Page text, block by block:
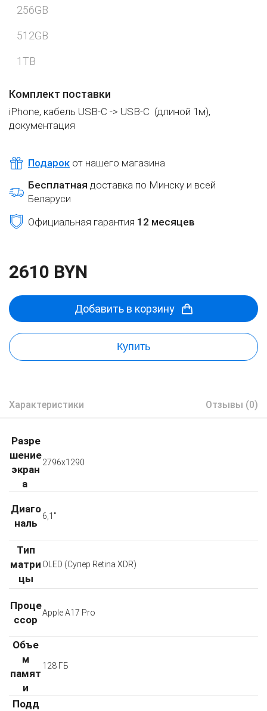
256GB
512GB
1TB
Комплект поставки
iPhone, кабель USB-C -> USB-C (длиной 1м),
документация
Подарок от нашего магазина
Бесплатная доставка по Минску и всей
Беларуси
Официальная гарантия 12 месяцев
2610 BYN
Добавить в корзину
Купить
Характеристики Отзывы (0)
Разре
шение
экран
а
2796x1290
Диаго
наль
6,1"
Тип
матри
цы
OLED (Супер Retina XDR)
Проце
ссор
Apple А17 Pro
Объе
м
памят
и
128 ГБ
Подд